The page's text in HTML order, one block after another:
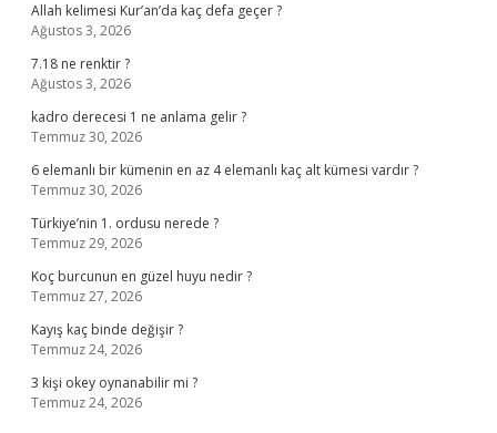
Allah kelimesi Kur’an’da kaç defa geçer ?
Ağustos 3, 2026
7.18 ne renktir ?
Ağustos 3, 2026
kadro derecesi 1 ne anlama gelir ?
Temmuz 30, 2026
6 elemanlı bir kümenin en az 4 elemanlı kaç alt kümesi vardır ?
Temmuz 30, 2026
Türkiye’nin 1. ordusu nerede ?
Temmuz 29, 2026
Koç burcunun en güzel huyu nedir ?
Temmuz 27, 2026
Kayış kaç binde değişir ?
Temmuz 24, 2026
3 kişi okey oynanabilir mi ?
Temmuz 24, 2026